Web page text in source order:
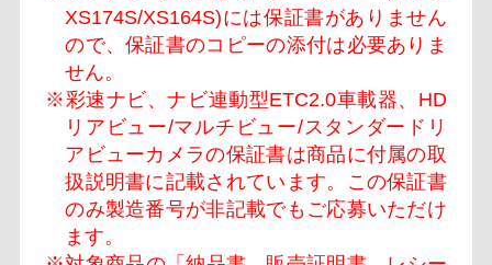
XS174S/XS164S)には保証書がありません
ので、保証書のコピーの添付は必要ありま
せん。
※彩速ナビ、ナビ連動型ETC2.0車載器、HD
リアビュー/マルチビュー/スタンダードリ
アビューカメラの保証書は商品に付属の取
扱説明書に記載されています。この保証書
のみ製造番号が非記載でもご応募いただけ
ます。